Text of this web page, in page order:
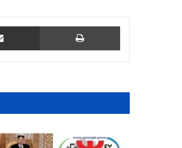
Partager par email